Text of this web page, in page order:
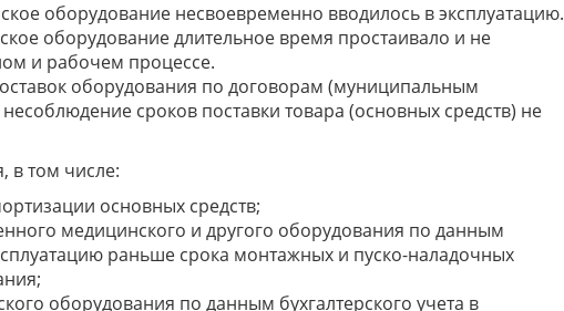
оборудование несвоевременно вводилось в эксплуатацию.
оборудование длительное время простаивало и не
и рабочем процессе.
оборудования по договорам (муниципальным
несоблюдение сроков поставки товара (основных средств) не
в том числе:
основных средств;
медицинского и другого оборудования по данным
раньше срока монтажных и пуско-наладочных
оборудования по данным бухгалтерского учета в